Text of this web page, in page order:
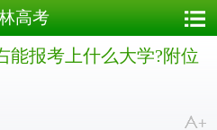
高考
能报考上什么大学?附位